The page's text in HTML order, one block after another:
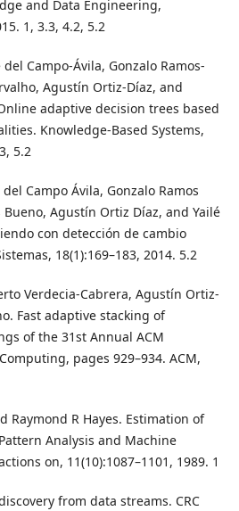
and Data Engineering,
1, 3.3, 4.2, 5.2
Campo-Ávila, Gonzalo Ramos-
Agustín Ortiz-Díaz, and
adaptive decision trees based
Knowledge-Based Systems,
5.2
Campo Ávila, Gonzalo Ramos
Bueno, Agustín Ortiz Díaz, and Yailé
con detección de cambio
18(1):169–183, 2014. 5.2
Verdecia-Cabrera, Agustín Ortiz-
Fast adaptive stacking of
of the 31st Annual ACM
pages 929–934. ACM,
Raymond R Hayes. Estimation of
Analysis and Machine
on, 11(10):1087–1101, 1989. 1
from data streams. CRC